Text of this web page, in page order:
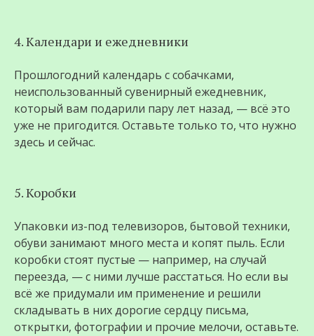
4. Календари и ежедневники
Прошлогодний календарь с собачками,
неиспользованный сувенирный ежедневник,
который вам подарили пару лет назад, — всё это
уже не пригодится. Оставьте только то, что нужно
здесь и сейчас.
5. Коробки
Упаковки из-под телевизоров, бытовой техники,
обуви занимают много места и копят пыль. Если
коробки стоят пустые — например, на случай
переезда, — с ними лучше расстаться. Но если вы
всё же придумали им применение и решили
складывать в них дорогие сердцу письма,
открытки, фотографии и прочие мелочи, оставьте.